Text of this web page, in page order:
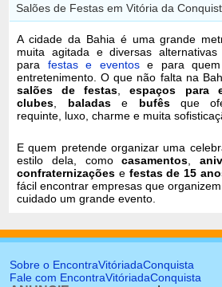
Salões de Festas em Vitória da
A cidade da Bahia é uma grande
muita agitada e diversas
para festas e eventose para quem
entretenimento. O que não falta na
salões de festas ,espaços para
clubes
baladase bufêsque
requinte, luxo, charme e muita
E quem pretende organizar uma
estilo dela, comocasamentos ,
confraternizações e festas de 15
fácil encontrar empresas que
cuidado um grande evento.
Sobre o EncontraVitóriadaConquista
Fale com EncontraVitóriadaConquista